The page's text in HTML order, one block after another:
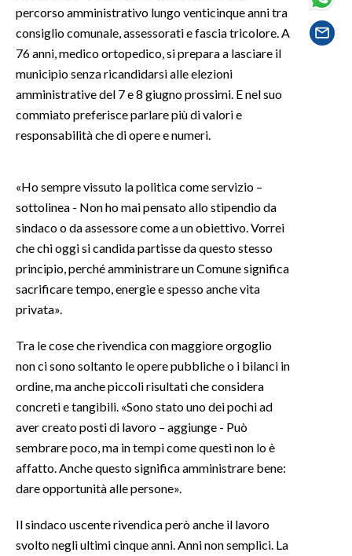
SALUTE
SARDEGNA TURISMO
SARDI NEL MONDO
NOTIZIE
EVENTI
3 MINUTI CON
INSULARITÀ
INFO AZIENDE
ABBONATI
ANNUNCI
NECROLOGI
PUBBLICITÀ
SPIAGGE
STORE
percorso amministrativo lungo venticinque anni tra
consiglio comunale, assessorati e fascia tricolore. A
76 anni, medico ortopedico, si prepara a lasciare il
municipio senza ricandidarsi alle elezioni
amministrative del 7 e 8 giugno prossimi. E nel suo
commiato preferisce parlare più di valori e
responsabilità che di opere e numeri.
«Ho sempre vissuto la politica come servizio –
sottolinea - Non ho mai pensato allo stipendio da
sindaco o da assessore come a un obiettivo. Vorrei
che chi oggi si candida partisse da questo stesso
principio, perché amministrare un Comune significa
sacrificare tempo, energie e spesso anche vita
privata».
Tra le cose che rivendica con maggiore orgoglio
non ci sono soltanto le opere pubbliche o i bilanci in
ordine, ma anche piccoli risultati che considera
concreti e tangibili. «Sono stato uno dei pochi ad
aver creato posti di lavoro – aggiunge - Può
sembrare poco, ma in tempi come questi non lo è
affatto. Anche questo significa amministrare bene:
dare opportunità alle persone».
Il sindaco uscente rivendica però anche il lavoro
svolto negli ultimi cinque anni. Anni non semplici. La